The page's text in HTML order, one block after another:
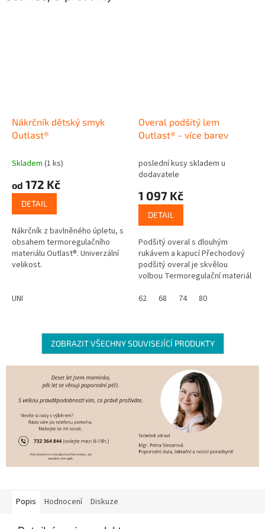
Nákrčník dětský smyk
Outlast®
Skladem (1 ks)
od 172 Kč
DETAIL
Nákrčník z bavlněného úpletu, s
obsahem termoregulačního
materiálu Outlast®. Univerzální
velikost.
UNI
Overal podšitý lem
Outlast® - více barev
poslední kusy skladem u
dodavatele
1 097 Kč
DETAIL
Podšitý overal s dlouhým
rukávem a kapucí Přechodový
podšitý overal je skvělou
volbou Termoregulační materiál
citlivou pokožku Omezuje
62 68 74 80
ZOBRAZIT VŠECHNY SOUVISEJÍCÍ PRODUKTY
Popis Hodnocení Diskuze